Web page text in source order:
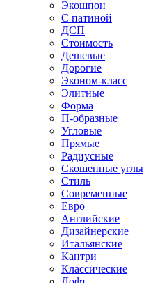
Экошпон
С патиной
ДСП
Стоимость
Дешевые
Дорогие
Эконом-класс
Элитные
Форма
П-образные
Угловые
Прямые
Радиусные
Скошенные углы
Стиль
Современные
Евро
Английские
Дизайнерские
Итальянские
Кантри
Классические